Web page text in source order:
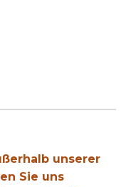
unserer
Sie uns